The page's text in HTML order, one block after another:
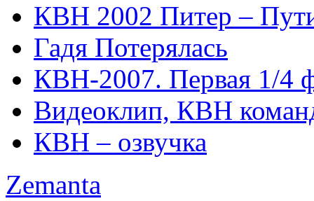
КВН 2002 Питер –
Гадя Потерялась
КВН-2007. Первая 1/4
Видеоклип, КВН
КВН – озвучка
Zemanta